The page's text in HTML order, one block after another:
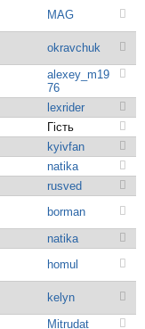
MAG
okravchuk
alexey_m19
76
lexrider
Гість
kyivfan
natika
rusved
borman
natika
homul
kelyn
Mitrudat